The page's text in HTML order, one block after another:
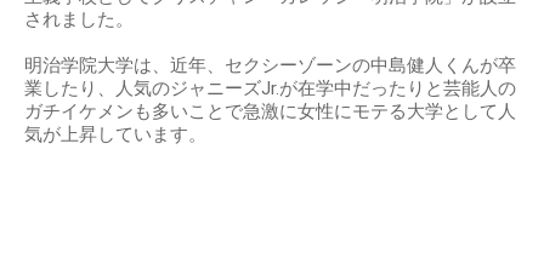
されました。
明治学院大学は、近年、セクシーゾーンの中島健人くんが卒
業したり、人気のジャニーズJr.が在学中だったりと芸能人の
ガチイケメンも多いことで急激に女性にモテる大学として人
気が上昇しています。